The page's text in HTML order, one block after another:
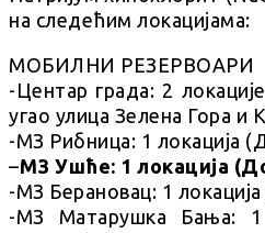
на следећим локацијама:
МОБИЛНИ РЕЗЕРВОАРИ
-Центар града: 2
угао улица Зелена Гора и
-МЗ Рибница: 1 локација
–МЗ Ушће: 1 локација
-МЗ Берановац: 1
-МЗ Матарушка Бања: 1